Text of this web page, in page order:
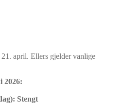
april. Ellers gjelder vanlige
2026:
Stengt